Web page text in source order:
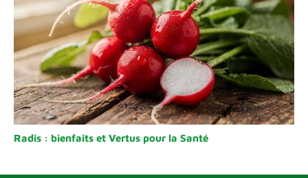
Radis : bienfaits et Vertus pour la Santé